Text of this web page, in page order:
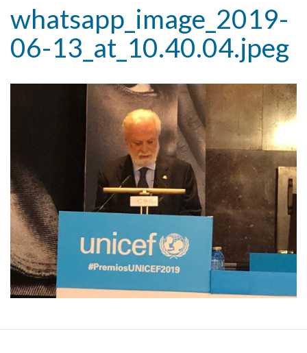
whatsapp_image_2019-
06-13_at_10.40.04.jpeg